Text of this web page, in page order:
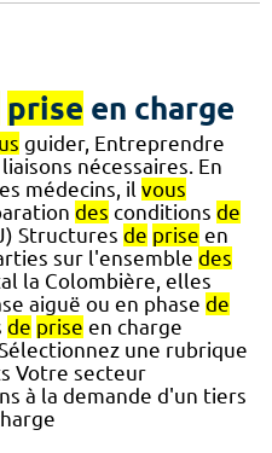
prise en charge
guider, Entreprendre
liaisons nécessaires. En
médecins, il vous
des conditions de
Structures de prise en
sur l'ensemble des
la Colombière, elles
aiguë ou en phase de
de prise en charge
une rubrique
Votre secteur
à la demande d'un tiers